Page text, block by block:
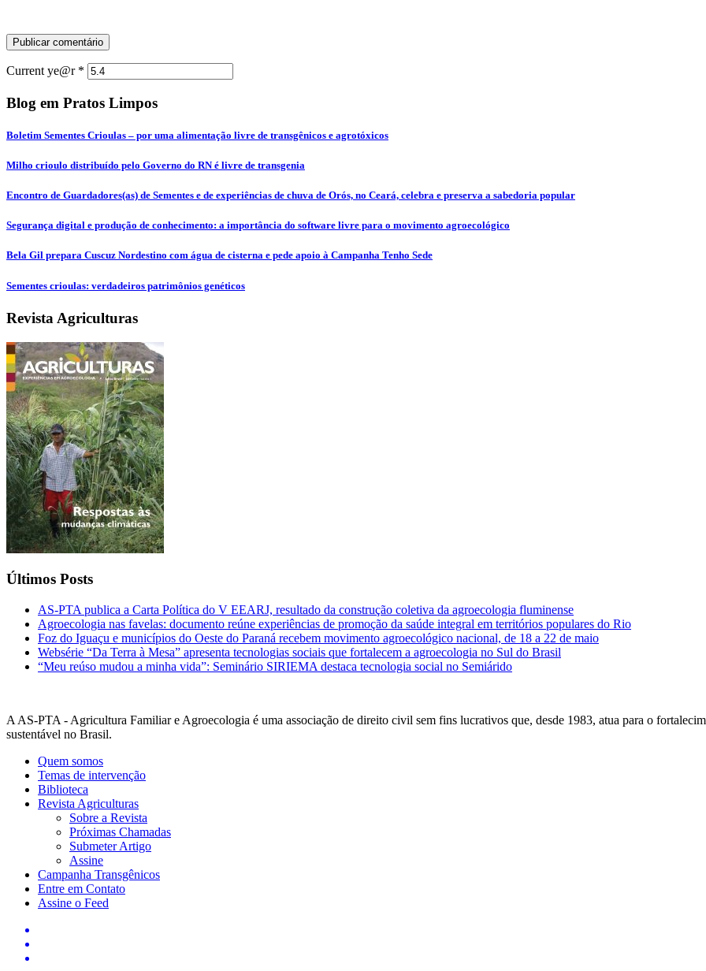
Current ye@r *
Blog em Pratos Limpos
Boletim Sementes Crioulas – por uma alimentação livre de transgênicos e agrotóxicos
Milho crioulo distribuído pelo Governo do RN é livre de transgenia
Encontro de Guardadores(as) de Sementes e de experiências de chuva de Orós, no Ceará, celebra e preserva a sabedoria popular
Segurança digital e produção de conhecimento: a importância do software livre para o movimento agroecológico
Bela Gil prepara Cuscuz Nordestino com água de cisterna e pede apoio à Campanha Tenho Sede
Sementes crioulas: verdadeiros patrimônios genéticos
Revista Agriculturas
Últimos Posts
AS-PTA publica a Carta Política do V EEARJ, resultado da construção coletiva da agroecologia fluminense
Agroecologia nas favelas: documento reúne experiências de promoção da saúde integral em territórios populares do Rio
Foz do Iguaçu e municípios do Oeste do Paraná recebem movimento agroecológico nacional, de 18 a 22 de maio
Websérie “Da Terra à Mesa” apresenta tecnologias sociais que fortalecem a agroecologia no Sul do Brasil
“Meu reúso mudou a minha vida”: Seminário SIRIEMA destaca tecnologia social no Semiárido
A AS-PTA - Agricultura Familiar e Agro­ecologia é uma associação de direito civil sem fins lucrativos que, desde 1983, atua para o
sustentável no Brasil.
Quem somos
Temas de intervenção
Biblioteca
Revista Agriculturas
Sobre a Revista
Próximas Chamadas
Submeter Artigo
Assine
Campanha Transgênicos
Entre em Contato
Assine o Feed